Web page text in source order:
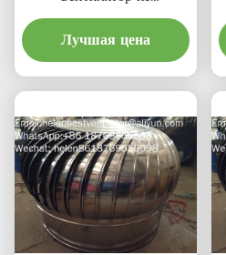
нержавеющей стали
длиной 500 мм
Лучшая цена